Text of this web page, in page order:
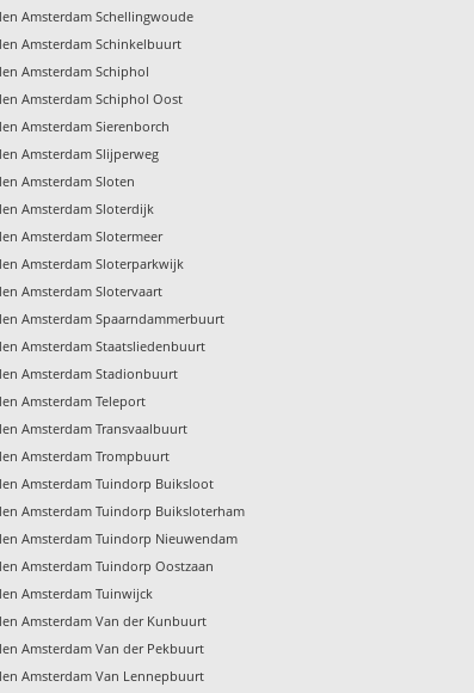
Amsterdam Schellingwoude
Amsterdam Schinkelbuurt
Amsterdam Schiphol
Amsterdam Schiphol Oost
Amsterdam Sierenborch
Amsterdam Slijperweg
Amsterdam Sloten
Amsterdam Sloterdijk
Amsterdam Slotermeer
Amsterdam Sloterparkwijk
Amsterdam Slotervaart
Amsterdam Spaarndammerbuurt
Amsterdam Staatsliedenbuurt
Amsterdam Stadionbuurt
Amsterdam Teleport
Amsterdam Transvaalbuurt
Amsterdam Trompbuurt
Amsterdam Tuindorp Buiksloot
Amsterdam Tuindorp Buiksloterham
Amsterdam Tuindorp Nieuwendam
Amsterdam Tuindorp Oostzaan
Amsterdam Tuinwijck
Amsterdam Van der Kunbuurt
Amsterdam Van der Pekbuurt
Amsterdam Van Lennepbuurt